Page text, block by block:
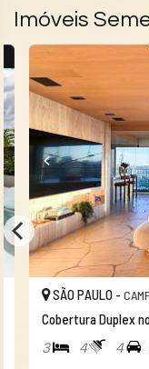
Imóveis
SÃO PAULO -
Cobertura Duplex
3 4 4